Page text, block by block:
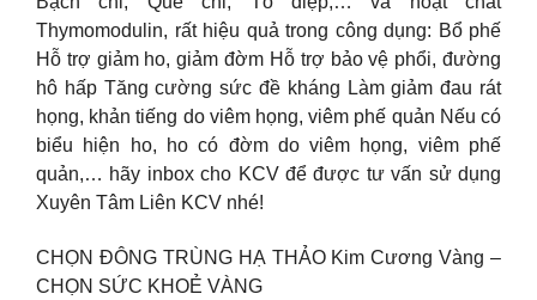
Thymomodulin, rất hiệu quả trong công dụng: Bổ phế
Hỗ trợ giảm ho, giảm đờm Hỗ trợ bảo vệ phổi, đường
hô hấp Tăng cường sức đề kháng Làm giảm đau rát
họng, khản tiếng do viêm họng, viêm phế quản Nếu có
biểu hiện ho, ho có đờm do viêm họng, viêm phế
quản,… hãy inbox cho KCV để được tư vấn sử dụng
Xuyên Tâm Liên KCV nhé!
CHỌN ĐÔNG TRÙNG HẠ THẢO Kim Cương Vàng –
CHỌN SỨC KHOẺ VÀNG